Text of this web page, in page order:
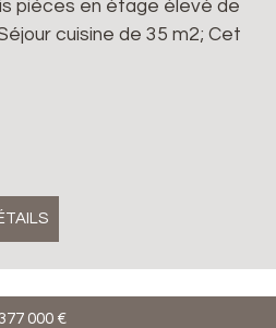
pièces en étage élevé de
cuisine de 35 m2; Cet
000 €